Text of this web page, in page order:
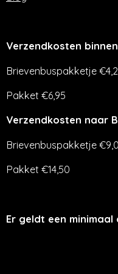
Verzendkosten
Brievenbuspakketje
Pakket €6,95
Verzendkosten naar
Brievenbuspakketje
Pakket €14,50
Er geldt een